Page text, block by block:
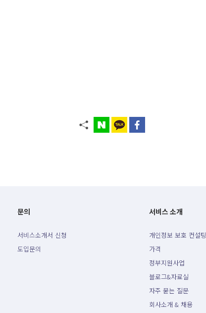
문의
서비스소개서 신청
도입문의
서비스 소개
개인정보 보호 컨설팅
가격
정부지원사업
블로그&자료실
자주 묻는 질문
회사소개 & 채용